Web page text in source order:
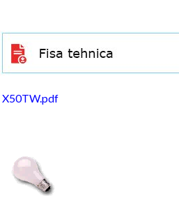
X50TW.pdf